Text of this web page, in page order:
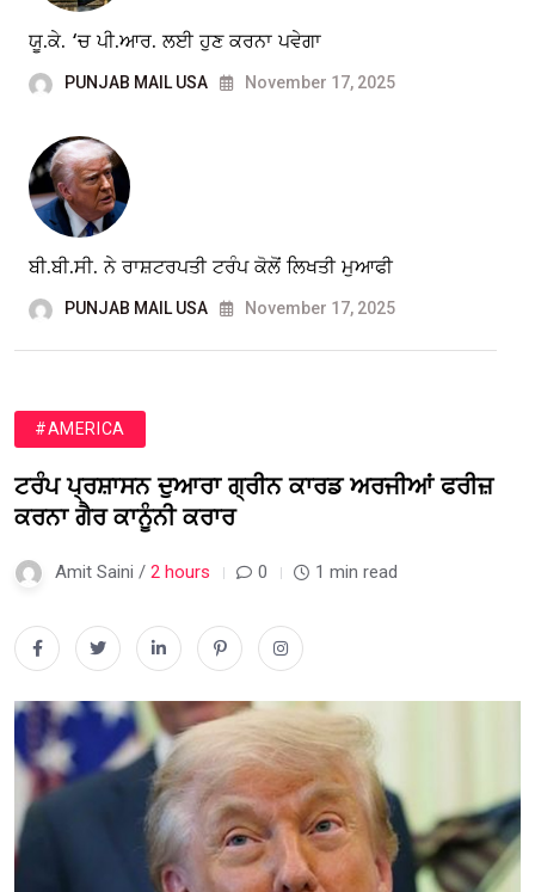
ਯੂ.ਕੇ. ‘ਚ ਪੀ.ਆਰ. ਲਈ ਹੁਣ ਕਰਨਾ ਪਵੇਗਾ
PUNJAB MAIL USA November 17, 2025
ਬੀ.ਬੀ.ਸੀ. ਨੇ ਰਾਸ਼ਟਰਪਤੀ ਟਰੰਪ ਕੋਲੋਂ ਲਿਖਤੀ ਮੁਆਫੀ
PUNJAB MAIL USA November 17, 2025
#AMERICA
ਟਰੰਪ ਪ੍ਰਸ਼ਾਸਨ ਦੁਆਰਾ ਗ੍ਰੀਨ ਕਾਰਡ ਅਰਜੀਆਂ ਫਰੀਜ਼
ਕਰਨਾ ਗੈਰ ਕਾਨੂੰਨੀ ਕਰਾਰ
Amit Saini / 2 hours 0 1 min read